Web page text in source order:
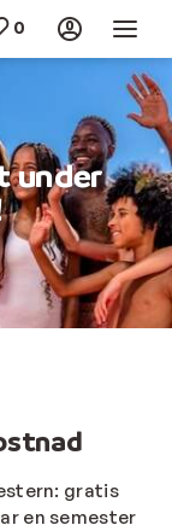
under
gratis
en semester